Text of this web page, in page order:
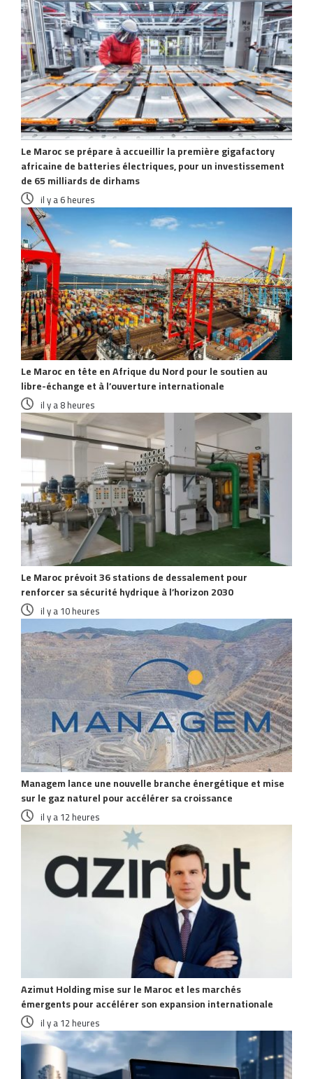
Le Maroc se prépare à accueillir la première gigafactory
africaine de batteries électriques, pour un investissement
de 65 milliards de dirhams
il y a 6 heures
Le Maroc en tête en Afrique du Nord pour le soutien au
libre-échange et à l’ouverture internationale
il y a 8 heures
Le Maroc prévoit 36 stations de dessalement pour
renforcer sa sécurité hydrique à l’horizon 2030
il y a 10 heures
Managem lance une nouvelle branche énergétique et mise
sur le gaz naturel pour accélérer sa croissance
il y a 12 heures
Azimut Holding mise sur le Maroc et les marchés
émergents pour accélérer son expansion internationale
il y a 12 heures